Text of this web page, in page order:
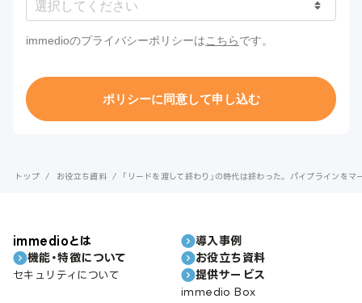
トップ / お役立ち資料 / 「リードを渡して終わり」の時代は終わった。 パイプラインを
immedioとは
機能・特徴について
セキュリティについて
導入事例
お役立ち資料
提供サービス
immedio Box